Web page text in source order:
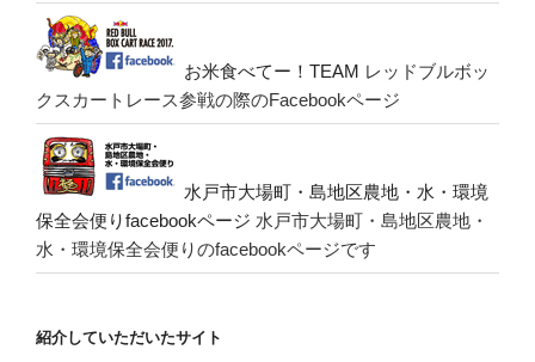
お米食べてー！TEAM レッドブルボッ
クスカートレース参戦の際のFacebookページ
水戸市大場町・島地区農地・水・環境
保全会便りfacebookページ 水戸市大場町・島地区農地・
水・環境保全会便りのfacebookページです
紹介していただいたサイト